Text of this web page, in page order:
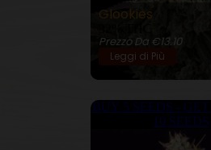
Glookies
Prezzo Da €13.10
Leggi di Più
BUY 5 SEEDS -
10 SEEDS